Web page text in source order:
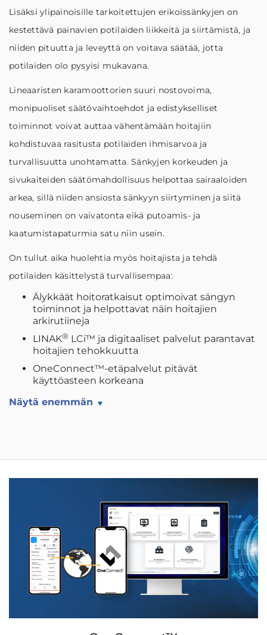
Lisäksi ylipainoisille tarkoitettujen erikoissänkyjen on
kestettävä painavien potilaiden liikkeitä ja siirtämistä, ja
niiden pituutta ja leveyttä on voitava säätää, jotta
potilaiden olo pysyisi mukavana.
Lineaaristen karamoottorien suuri nostovoima,
monipuoliset säätövaihtoehdot ja edistykselliset
toiminnot voivat auttaa vähentämään hoitajiin
kohdistuvaa rasitusta potilaiden ihmisarvoa ja
turvallisuutta unohtamatta. Sänkyjen korkeuden ja
sivukaiteiden säätömahdollisuus helpottaa sairaaloiden
arkea, sillä niiden ansiosta sänkyyn siirtyminen ja siitä
nouseminen on vaivatonta eikä putoamis- ja
kaatumistapaturmia satu niin usein.
On tullut aika huolehtia myös hoitajista ja tehdä
potilaiden käsittelystä turvallisempaa:
Älykkäät hoitoratkaisut optimoivat sängyn
toiminnot ja helpottavat näin hoitajien
arkirutiineja
LINAK® LCi™ ja digitaaliset palvelut parantavat
hoitajien tehokkuutta
OneConnect™-etäpalvelut pitävät
käyttöasteen korkeana
Näytä enemmän